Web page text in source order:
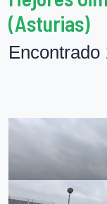
(Asturias)
Encontrado